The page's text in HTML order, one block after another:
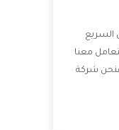
السريع
معنا
شركة
خدمة